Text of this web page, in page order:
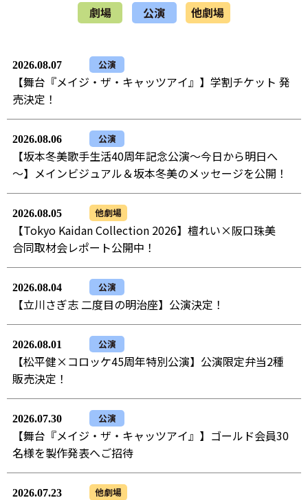
劇場 公演 他劇場
2026.08.07 公演
【舞台『メイジ・ザ・キャッツアイ』】学割チケット 発
売決定！
2026.08.06 公演
【坂本冬美歌手生活40周年記念公演～今日から明日へ
～】メインビジュアル＆坂本冬美のメッセージを公開！
2026.08.05 他劇場
【Tokyo Kaidan Collection 2026】檀れい×阪口珠美
合同取材会レポート公開中！
2026.08.04 公演
【立川さぎ志 二度目の明治座】公演決定！
2026.08.01 公演
【松平健×コロッケ45周年特別公演】公演限定弁当2種
販売決定！
2026.07.30 公演
【舞台『メイジ・ザ・キャッツアイ』】ゴールド会員30
名様を製作発表へご招待
2026.07.23 他劇場